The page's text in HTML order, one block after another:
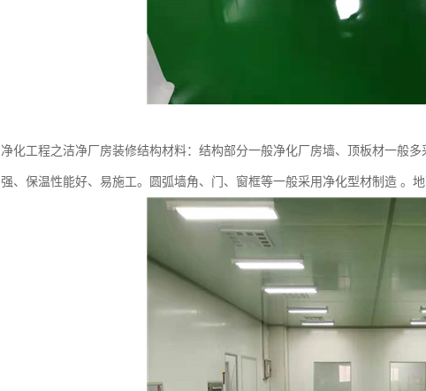
净化工程之洁净厂房装修结构材料：结构部分一般净化厂房墙、顶板材一般
强、保温性能好、易施工。圆弧墙角、门、窗框等一般采用净化型材制造 。